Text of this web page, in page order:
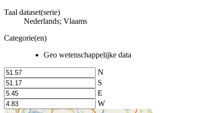
Taal dataset(serie)
Nederlands; Vlaams
Categorie(en)
Geo wetenschappelijke data
N
S
E
W